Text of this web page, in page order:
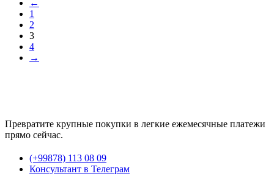
←
1
2
3
4
→
Превратите крупные покупки в легкие ежемесячные платежи
прямо сейчас.
(+99878) 113 08 09
Консультант в Телеграм